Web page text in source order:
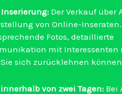
Der Verkauf über
von Online-Inseraten.
Fotos, detaillierte
mit Interessenten
sich zurücklehnen
von zwei Tagen: Bei